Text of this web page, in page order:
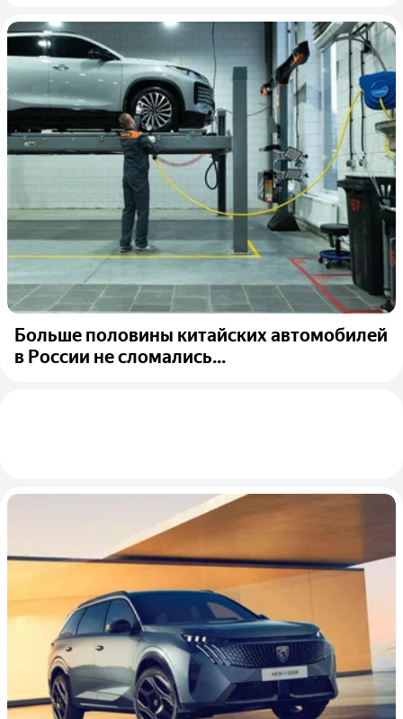
Больше половины китайских автомобилей
в России не сломались...